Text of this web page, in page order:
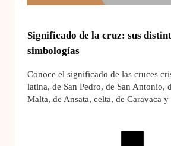
Significado de la cruz: sus
simbologías
Conoce el significado de las cruces
latina, de San Pedro, de San Antonio,
Malta, de Ansata, celta, de Caravaca y